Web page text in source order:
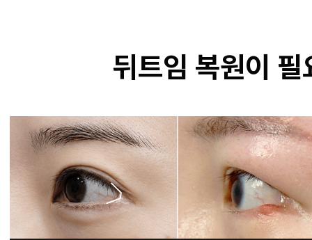
뒤트임 복원이 필